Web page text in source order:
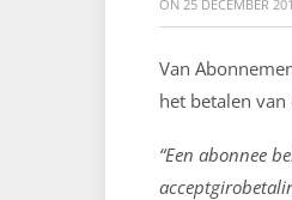
ON 25 DECEMBER
Van
het betalen
“Een abonnee